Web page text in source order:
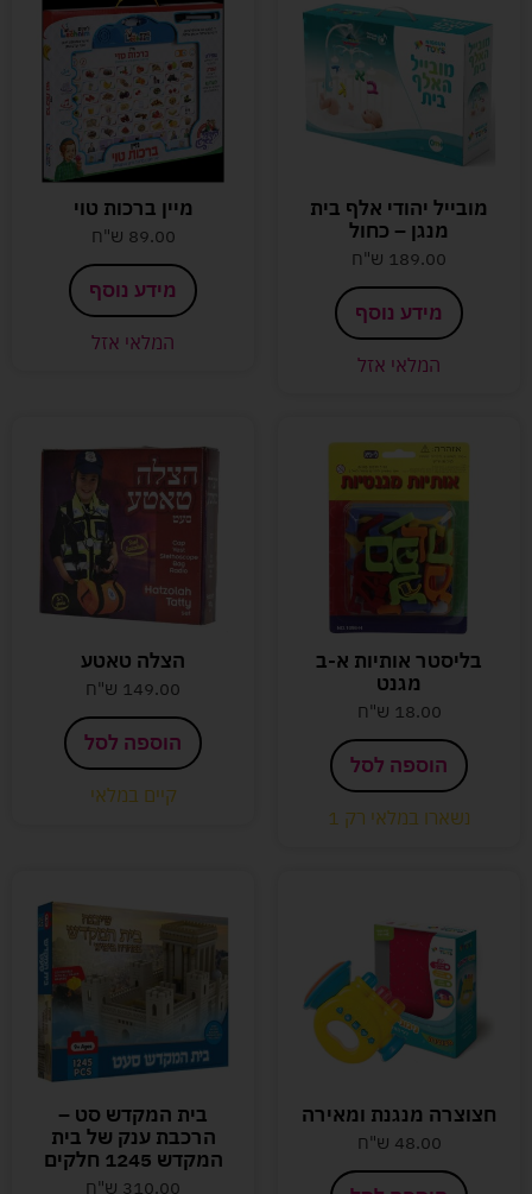
מובייל יהודי אלף בית
מנגן – כחול
189.00 ש"ח
מידע נוסף
המלאי אזל
מיין ברכות טוי
89.00 ש"ח
מידע נוסף
המלאי אזל
בליסטר אותיות א-ב
מגנט
18.00 ש"ח
הוספה לסל
נשארו במלאי רק 1
הצלה טאטע
149.00 ש"ח
הוספה לסל
קיים במלאי
חצוצרה מנגנת ומאירה
48.00 ש"ח
בית המקדש סט –
הרכבת ענק של בית
המקדש 1245 חלקים
310.00 ש"ח